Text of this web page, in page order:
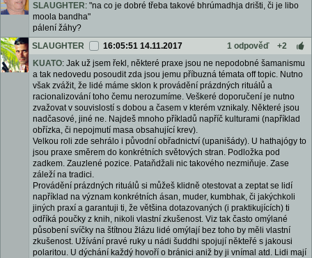
SLAUGHTER: "na co je dobré třeba takové bhrúmadhja drišti, či je libo
moola bandha"
pálení žáhy?
SLAUGHTER
16:05:51 14.11.2017 1 odpověď
+2
KUATO: Jak už jsem řekl, některé praxe jsou ne nepodobné šamanismu
a tak nedovedu posoudit zda jsou jemu příbuzná témata off topic. Nutno
však zvážit, že lidé máme sklon k provádění prázdných rituálů a
racionalizování toho čemu nerozumíme. Veškeré doporučení je nutno
zvažovat v souvislostí s dobou a časem v kterém vznikaly. Některé jsou
nadčasové, jiné ne. Najdeš mnoho příkladů napříč kulturami (například
obřízka, či nepojmutí masa obsahující krev).
Velkou roli zde sehrálo i původní obřadnictví (upanišády). U hathajógy to
jsou praxe směrem do konkrétních světových stran. Podložka pod
zadkem. Zauzlené pozice. Pataňdžali nic takového nezmiňuje. Zase
záleží na tradici.
Provádění prázdných rituálů si můžeš klidně otestovat a zeptat se lidí
například na význam konkrétních ásan, muder, kumbhak, či jakýchkoli
jiných praxí a garantuji ti, že většina dotazovaných (i praktikujících) ti
odříká poučky z knih, nikoli vlastní zkušenost. Viz tak často omýlané
působení svíčky na štítnou žlázu lidé omýlají bez toho by měli vlastní
zkušenost. Užívání pravé ruky u nádi šuddhi spojují někteřé s jakousi
polaritou. U dýchání každý hovoří o bránici aniž by ji vnímal atd. Lidi mají